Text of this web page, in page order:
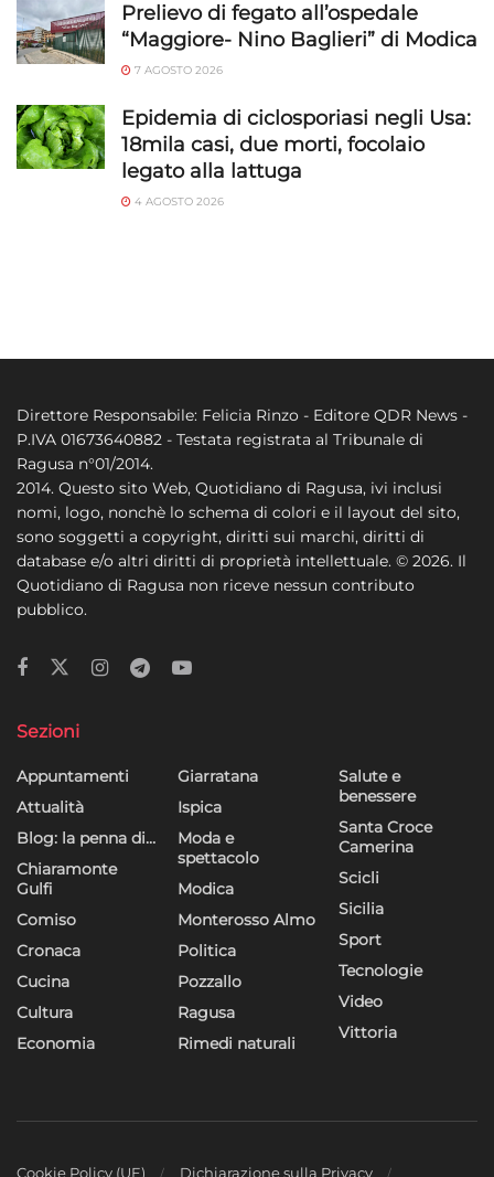
Prelievo di fegato all’ospedale
“Maggiore- Nino Baglieri” di Modica
7 AGOSTO 2026
Epidemia di ciclosporiasi negli Usa:
18mila casi, due morti, focolaio
legato alla lattuga
4 AGOSTO 2026
Direttore Responsabile: Felicia Rinzo - Editore QDR News -
P.IVA 01673640882 - Testata registrata al Tribunale di
Ragusa n°01/2014.
2014. Questo sito Web, Quotidiano di Ragusa, ivi inclusi
nomi, logo, nonchè lo schema di colori e il layout del sito,
sono soggetti a copyright, diritti sui marchi, diritti di
database e/o altri diritti di proprietà intellettuale. © 2026. Il
Quotidiano di Ragusa non riceve nessun contributo
pubblico.
Sezioni
Appuntamenti
Attualità
Blog: la penna di…
Chiaramonte
Gulfi
Comiso
Cronaca
Cucina
Cultura
Economia
Giarratana
Ispica
Moda e
spettacolo
Modica
Monterosso Almo
Politica
Pozzallo
Ragusa
Rimedi naturali
Salute e
benessere
Santa Croce
Camerina
Scicli
Sicilia
Sport
Tecnologie
Video
Vittoria
Cookie Policy (UE) Dichiarazione sulla Privacy